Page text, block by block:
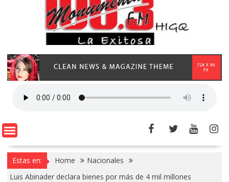
Estas en: Home
Nacionales
Luis Abinader declara bienes por más de 4 mil millones